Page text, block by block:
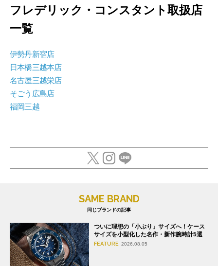
フレデリック・コンスタント取扱店
一覧
伊勢丹新宿店
日本橋三越本店
名古屋三越栄店
そごう広島店
福岡三越
SAME BRAND
同じブランドの記事
ついに理想の「小ぶり」サイズへ！ケース
サイズを小型化した名作・新作腕時計5選
FEATURE 2026.08.05